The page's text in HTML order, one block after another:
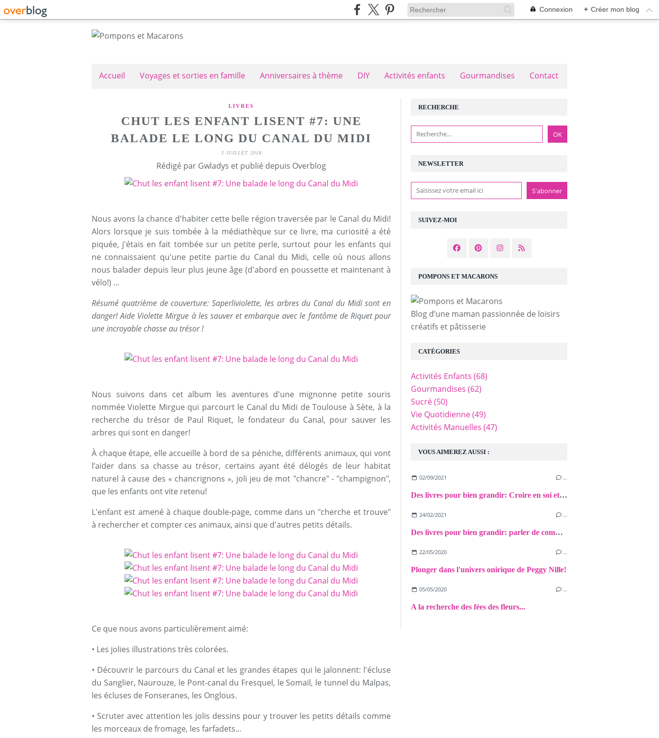
Connexion + Créer mon blog
Accueil Voyages et sorties en famille Anniversaires à thème DIY Activités enfants Gourmandises Contact
LIVRES
CHUT LES ENFANT LISENT #7: UNE
BALADE LE LONG DU CANAL DU MIDI
3 JUILLET 2018
Rédigé par Gwladys et publié depuis Overblog
Nous avons la chance d'habiter cette belle région traversée par le Canal du Midi!
Alors lorsque je suis tombée à la médiathèque sur ce livre, ma curiosité a été
piquée, j'étais en fait tombée sur un petite perle, surtout pour les enfants qui
ne connaissaient qu'une petite partie du Canal du Midi, celle où nous allons
nous balader depuis leur plus jeune âge (d'abord en poussette et maintenant à
vélo!) ...
Résumé quatrième de couverture: Saperliviolette, les arbres du Canal du Midi sont en
danger! Aide Violette Mirgue à les sauver et embarque avec le fantôme de Riquet pour
une incroyable chasse au trésor !
Nous suivons dans cet album les aventures d'une mignonne petite souris
nommée Violette Mirgue qui parcourt le Canal du Midi de Toulouse à Sète, à la
recherche du trésor de Paul Riquet, le fondateur du Canal, pour sauver les
arbres qui sont en danger!
À chaque étape, elle accueille à bord de sa péniche, différents animaux, qui vont
l’aider dans sa chasse au trésor, certains ayant été délogés de leur habitat
naturel à cause des « chancrignons », joli jeu de mot "chancre" - "champignon",
que les enfants ont vite retenu!
L'enfant est amené à chaque double-page, comme dans un "cherche et trouve"
à rechercher et compter ces animaux, ainsi que d'autres petits détails.
Ce que nous avons particulièrement aimé:
• Les jolies illustrations très colorées.
• Découvrir le parcours du Canal et les grandes étapes qui le jalonnent: l'écluse
du Sanglier, Naurouze, le Pont-canal du Fresquel, le Somail, le tunnel du Malpas,
les écluses de Fonseranes, les Onglous.
• Scruter avec attention les jolis dessins pour y trouver les petits détails comme
les morceaux de fromage, les farfadets...
NEWSLETTER
SUIVEZ-MOI
RECHERCHE
POMPONS ET MACARONS
Blog d’une maman passionnée de loisirs
créatifs et pâtisserie
VOUS AIMEREZ AUSSI :
02/09/2021 …
Des livres pour bien grandir: Croire en soi et en ses rêves et savoir confier les secrets trop lourds à porter
24/02/2021 …
Des livres pour bien grandir: parler de communication bienveillante et savoir cultiver son jardin intérieur...
22/05/2020 …
Plonger dans l'univers onirique de Peggy Nille!
05/05/2020 …
A la recherche des fées des fleurs...
CATÉGORIES
Activités Enfants (68)
Gourmandises (62)
Sucré(50)
Vie Quotidienne(49)
Activités Manuelles (47)